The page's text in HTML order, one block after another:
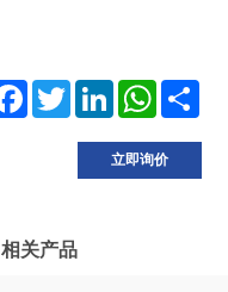
立即询价
Facebook
TwitterLinkedIn
相关产品